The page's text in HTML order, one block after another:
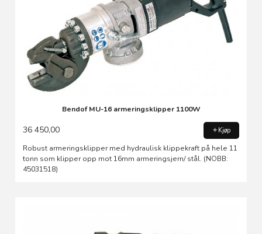
Bendof MU-16 armeringsklipper 1100W
36 450,00 Kjøp
Robust armeringsklipper med hydraulisk klippekraft på hele 11
tonn som klipper opp mot 16mm armeringsjern/ stål. (NOBB:
45031518)